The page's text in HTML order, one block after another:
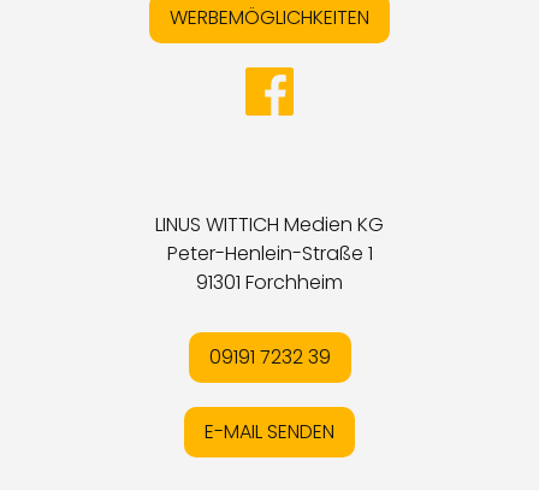
WERBEMÖGLICHKEITEN
LINUS WITTICH Medien KG
Peter-Henlein-Straße 1
91301 Forchheim
09191 7232 39
E-MAIL SENDEN